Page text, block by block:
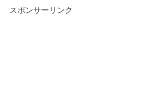
スポンサーリンク